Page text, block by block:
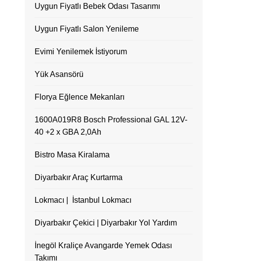
Uygun Fiyatlı Bebek Odası Tasarımı
Uygun Fiyatlı Salon Yenileme
Evimi Yenilemek İstiyorum
Yük Asansörü
Florya Eğlence Mekanları
1600A019R8 Bosch Professional GAL 12V-
40 +2 x GBA 2,0Ah
Bistro Masa Kiralama
Diyarbakır Araç Kurtarma
Lokmacı | İstanbul Lokmacı
Diyarbakır Çekici | Diyarbakır Yol Yardım
İnegöl Kraliçe Avangarde Yemek Odası
Takımı